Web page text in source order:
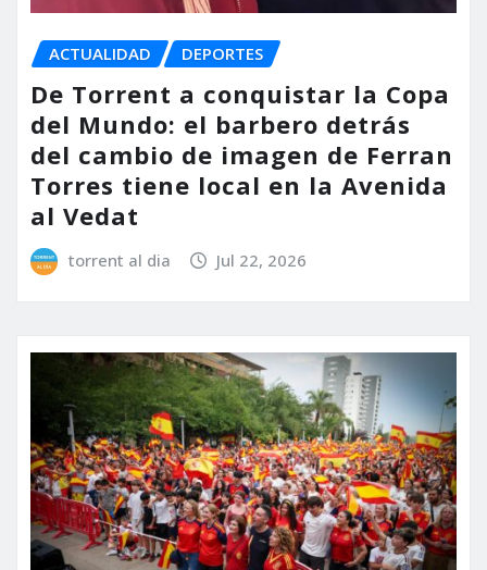
ACTUALIDAD DEPORTES
De Torrent a conquistar la Copa
del Mundo: el barbero detrás
del cambio de imagen de Ferran
Torres tiene local en la Avenida
al Vedat
torrent al dia Jul 22, 2026